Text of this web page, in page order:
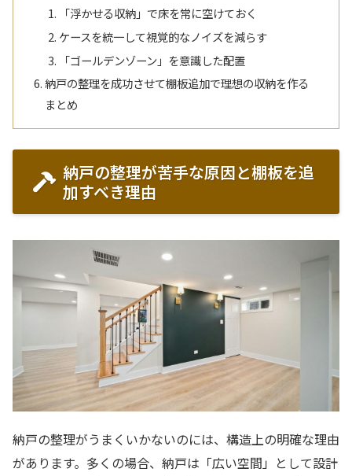
「浮かせる収納」で床を常に空けておく
ケースを統一して視覚的なノイズを減らす
「ゴールデンゾーン」を意識した配置
納戸の整理を成功させて棚板追加で理想の収納を作る
まとめ
納戸の整理が苦手な原因と棚板を追
加すべき理由
納戸の整理がうまくいかないのには、構造上の明確な理由
があります。多くの場合、納戸は「広い空間」として設計